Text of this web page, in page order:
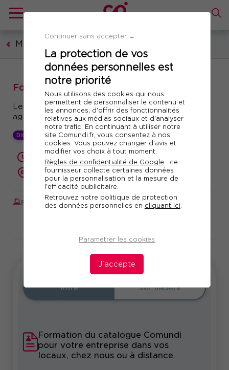
Continuer sans accepter →
La protection de vos
données personnelles est
notre priorité
Nous utilisons des cookies qui nous
permettent de personnaliser le contenu et
les annonces, d'offrir des fonctionnalités
relatives aux médias sociaux et d'analyser
notre trafic. En continuant à utiliser notre
site Comundi.fr, vous consentez à nos
cookies. Vous pouvez changer d’avis et
modifier vos choix à tout moment.
Règles de confidentialité de Google : ce
fournisseur collecte certaines données
pour la personnalisation et la mesure de
l'efficacité publicitaire.
Retrouvez notre politique de protection
des données personnelles en cliquant ici
Paramétrer les cookies
J'accepte
Management et leadership
FORMATION AUGMENTÉE Réf. 10415
Formation : Management d’équipe & RSE
Les leviers pour un management plus serein,
agile et efficace selon les principes de la RSE
DIGITAL LEARNING +
présentiel ou à distance
Intra Sur-mesure
Formation du catalogue Comundi
pour votre entreprise dans vos
locaux, chez nous ou à distance.